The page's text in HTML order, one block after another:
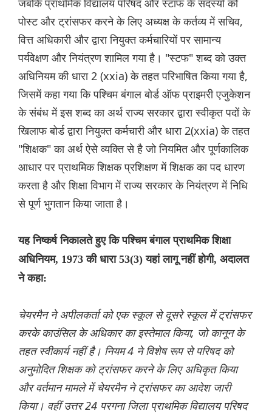
जबकि प्राथमिक विद्यालय परिषद और स्टाफ के सदस्यों को
पोस्ट और ट्रांसफर करने के लिए अध्यक्ष के कर्तव्य में सचिव,
वित्त अधिकारी और द्वारा नियुक्त कर्मचारियों पर सामान्य
पर्यवेक्षण और नियंत्रण शामिल गया है। "स्टफ" शब्द को उक्त
अधिनियम की धारा 2 (xxia) के तहत परिभाषित किया गया है,
जिसमें कहा गया कि पश्चिम बंगाल बोर्ड ऑफ प्राइमरी एजुकेशन
के संबंध में इस शब्द का अर्थ राज्य सरकार द्वारा स्वीकृत पदों के
खिलाफ बोर्ड द्वारा नियुक्त कर्मचारी और धारा 2(xxia) के तहत
"शिक्षक" का अर्थ ऐसे व्यक्ति से है जो नियमित और पूर्णकालिक
आधार पर प्राथमिक शिक्षक प्रशिक्षण में शिक्षक का पद धारण
करता है और शिक्षा विभाग में राज्य सरकार के नियंत्रण में निधि
से पूर्ण भुगतान किया जाता है।
यह निष्कर्ष निकालते हुए कि पश्चिम बंगाल प्राथमिक शिक्षा
अधिनियम, 1973 की धारा 53(3) यहां लागू नहीं होगी, अदालत
ने कहा:
चेयरमैन ने अपीलकर्ता को एक स्कूल से दूसरे स्कूल में ट्रांसफर
करके काउंसिल के अधिकार का इस्तेमाल किया, जो कानून के
तहत स्वीकार्य नहीं है। नियम 4 ने विशेष रूप से परिषद को
अनुमोदित शिक्षक को ट्रांसफर करने के लिए अधिकृत किया
और वर्तमान मामले में चेयरमैन ने ट्रांसफर का आदेश जारी
किया। वहीं उत्तर 24 परगना जिला प्राथमिक विद्यालय परिषद